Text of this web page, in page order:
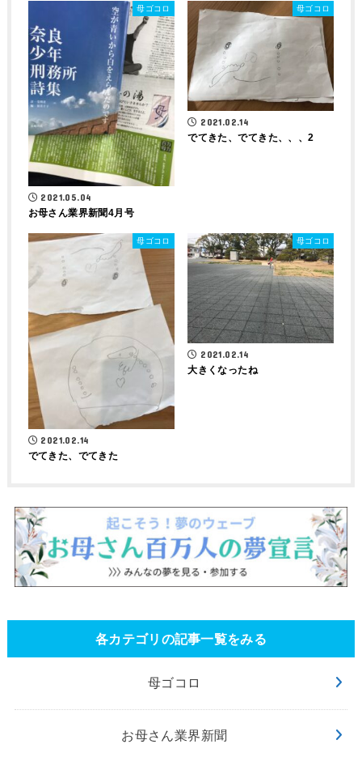
母ゴコロ
2021.05.04
お母さん業界新聞4月号
母ゴコロ
2021.02.14
でてきた、でてきた、、、2
母ゴコロ
2021.02.14
でてきた、でてきた
母ゴコロ
2021.02.14
大きくなったね
各カテゴリの記事一覧をみる
母ゴコロ
お母さん業界新聞